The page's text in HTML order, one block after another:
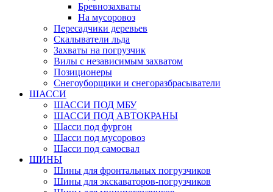
Бревнозахваты
На мусоровоз
Пересадчики деревьев
Скалыватели льда
Захваты на погрузчик
Вилы с независимым захватом
Позиционеры
Снегоуборщики и снегоразбрасыватели
ШАССИ
ШАССИ ПОД МБУ
ШАССИ ПОД АВТОКРАНЫ
Шасси под фургон
Шасси под мусоровоз
Шасси под самосвал
ШИНЫ
Шины для фронтальных погрузчиков
Шины для экскаваторов-погрузчиков